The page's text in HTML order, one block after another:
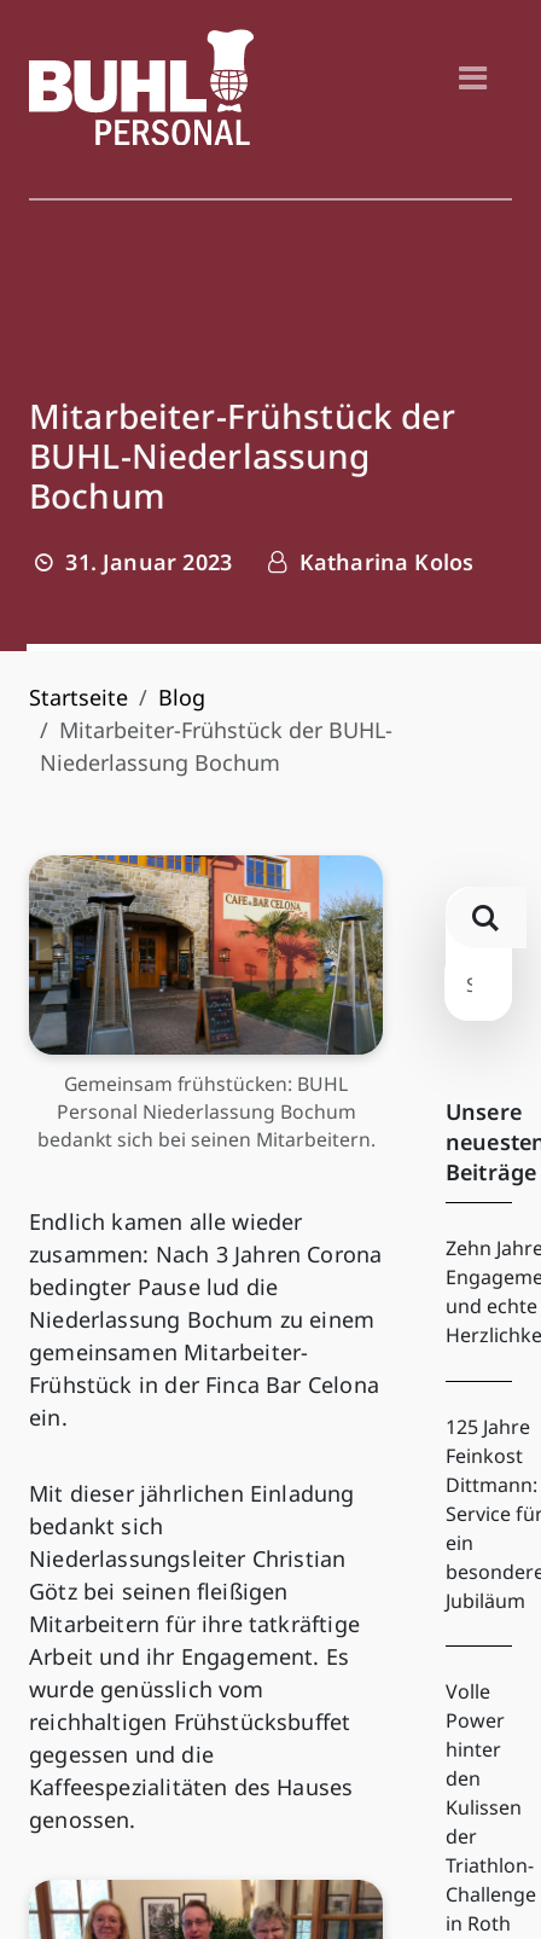
Mitarbeiter-Frühstück der
BUHL-Niederlassung
Bochum
31. Januar 2023 Katharina Kolos
Startseite
Blog
Mitarbeiter-Frühstück der BUHL-
Niederlassung Bochum
Gemeinsam frühstücken: BUHL
Personal Niederlassung Bochum
bedankt sich bei seinen Mitarbeitern.
Endlich kamen alle wieder
zusammen: Nach 3 Jahren Corona
bedingter Pause lud die
Niederlassung Bochum zu einem
gemeinsamen Mitarbeiter-
Frühstück in der Finca Bar Celona
ein.
Mit dieser jährlichen Einladung
bedankt sich
Niederlassungsleiter Christian
Götz bei seinen fleißigen
Mitarbeitern für ihre tatkräftige
Arbeit und ihr Engagement. Es
wurde genüsslich vom
reichhaltigen Frühstücksbuffet
gegessen und die
Kaffeespezialitäten des Hauses
genossen.
Unsere
Beiträge
Zehn
und echte
125 Jahre
Feinkost
Dittmann:
Service
ein
Jubiläum
Volle
Power
hinter
den
Kulissen
der
Triathlon-
Challenge
in Roth